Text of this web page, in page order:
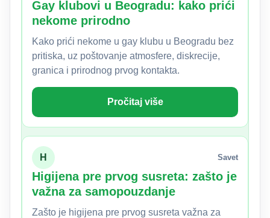
Gay klubovi u Beogradu: kako prići
nekome prirodno
Kako prići nekome u gay klubu u Beogradu bez
pritiska, uz poštovanje atmosfere, diskrecije,
granica i prirodnog prvog kontakta.
Pročitaj više
H Savet
Higijena pre prvog susreta: zašto je
važna za samopouzdanje
Zašto je higijena pre prvog susreta važna za